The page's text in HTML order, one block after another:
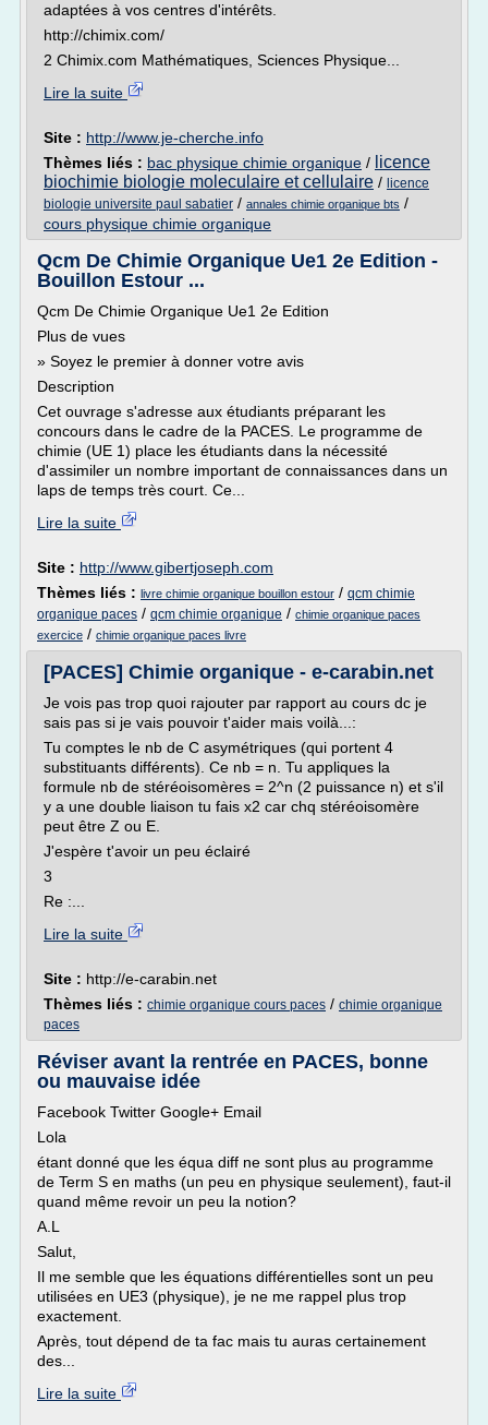
adaptées à vos centres d'intérêts.
http://chimix.com/
2 Chimix.com Mathématiques, Sciences Physique...
Lire la suite
Site : http://www.je-cherche.info
Thèmes liés : bac physique chimie organique / licence
biochimie biologie moleculaire et cellulaire / licence
biologie universite paul sabatier / annales chimie organique bts /
cours physique chimie organique
Qcm De Chimie Organique Ue1 2e Edition -
Bouillon Estour ...
Qcm De Chimie Organique Ue1 2e Edition
Plus de vues
» Soyez le premier à donner votre avis
Description
Cet ouvrage s'adresse aux étudiants préparant les
concours dans le cadre de la PACES. Le programme de
chimie (UE 1) place les étudiants dans la nécessité
d'assimiler un nombre important de connaissances dans un
laps de temps très court. Ce...
Lire la suite
Site : http://www.gibertjoseph.com
Thèmes liés : livre chimie organique bouillon estour / qcm chimie
organique paces / qcm chimie organique / chimie organique paces
exercice / chimie organique paces livre
[PACES] Chimie organique - e-carabin.net
Je vois pas trop quoi rajouter par rapport au cours dc je
sais pas si je vais pouvoir t'aider mais voilà...:
Tu comptes le nb de C asymétriques (qui portent 4
substituants différents). Ce nb = n. Tu appliques la
formule nb de stéréoisomères = 2^n (2 puissance n) et s'il
y a une double liaison tu fais x2 car chq stéréoisomère
peut être Z ou E.
J'espère t'avoir un peu éclairé
3
Re :...
Lire la suite
Site : http://e-carabin.net
Thèmes liés : chimie organique cours paces / chimie organique
paces
Réviser avant la rentrée en PACES, bonne
ou mauvaise idée
Facebook Twitter Google+ Email
Lola
étant donné que les équa diff ne sont plus au programme
de Term S en maths (un peu en physique seulement), faut-il
quand même revoir un peu la notion?
A.L
Salut,
Il me semble que les équations différentielles sont un peu
utilisées en UE3 (physique), je ne me rappel plus trop
exactement.
Après, tout dépend de ta fac mais tu auras certainement
des...
Lire la suite